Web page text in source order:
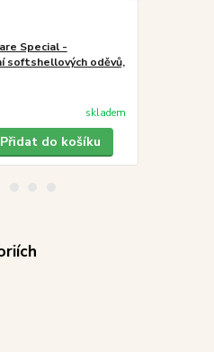
Special -
softshellových oděvů,
skladem
Přidat do košíku